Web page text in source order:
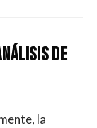
De
la